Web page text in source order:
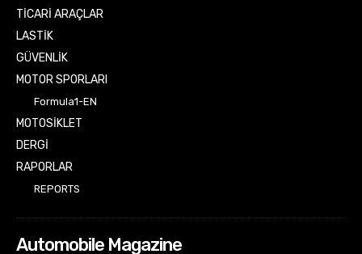
TİCARİ ARAÇLAR
LASTİK
GÜVENLİK
MOTOR SPORLARI
Formula1-EN
MOTOSİKLET
DERGİ
RAPORLAR
REPORTS
Automobile Magazine